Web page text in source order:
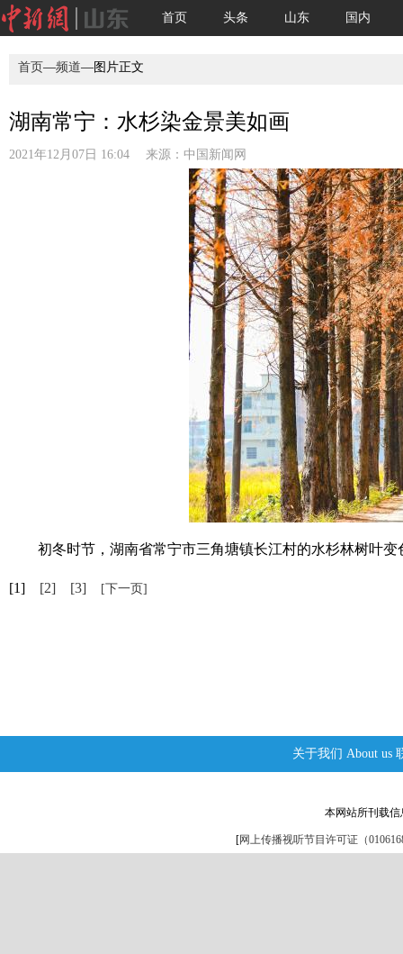
首页 头条 山东 国内
首页—频道—图片正文
湖南常宁：水杉染金景美如画
2021年12月07日 16:04 来源： 中国新闻网
初冬时节，湖南省常宁市三角塘镇长江村的水杉林树叶变
[1] [2] [3] [下一页]
关于我们 About us
本网站所刊载
[网上传播视听节目许可证（